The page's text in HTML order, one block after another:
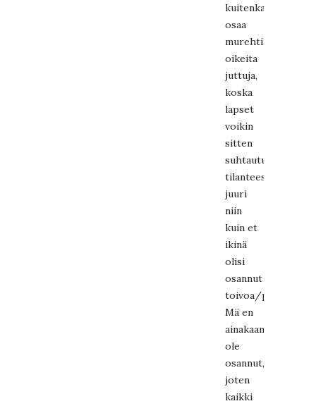
kuitenkaan
osaa
murehtia
oikeita
juttuja,
koska
lapset
voikin
sitten
suhtautua
tilanteeseen
juuri
niin
kuin et
ikinä
olisi
osannut
toivoa/pelätä.
Mä en
ainakaan
ole
osannut,
joten
kaikki